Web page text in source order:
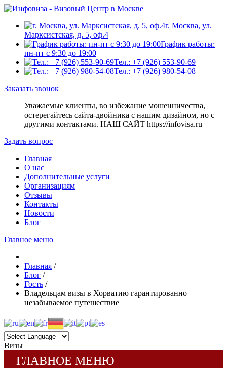
г. Москва, ул.
Марксистская, д. 5, оф.4
График работы:
пн-пт с 9:30 до 19:00
Тел.: +7 (926) 553-90-69
Тел.: +7 (926) 980-54-08
Заказать звонок
Уважаемые клиенты, во избежание мошенничества,
остерегайтесь сайта-двойника c нашим дизайном, но с
другими контактами. НАШ САЙТ https://infovisa.ru
Задать вопрос
Главная
О нас
Дополнительные услуги
Организациям
Отзывы
Контакты
Новости
Блог
Главное меню
Главная /
Блог /
Гость /
Владельцам визы в Хорватию гарантированно
незабываемое путешествие
Визы
ГЛАВНОЕ МЕНЮ